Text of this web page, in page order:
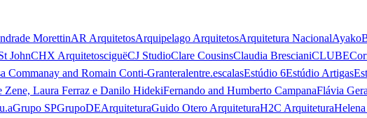
MorettinAR ArquitetosArquipelago ArquitetosArquitetura NacionalAyako
JohnCHX ArquitetosciguëCJ StudioClare CousinsClaudia BrescianiCLUBE
Commanay and Romain Conti-Granteralentre.escalasEstúdio 6Estúdio Artigas
Zene, Laura Ferraz e Danilo HidekiFernando and Humberto CampanaFlávia
Grupo SPGrupoDEArquiteturaGuido Otero ArquiteturaH2C Arquitetura